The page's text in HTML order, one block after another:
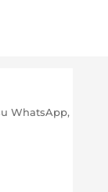
WhatsApp,